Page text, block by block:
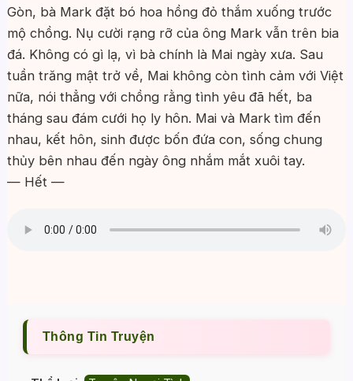
Gòn, bà Mark đặt bó hoa hồng đỏ thắm xuống trước
mộ chồng. Nụ cười rạng rỡ của ông Mark vẫn trên bia
đá. Không có gì lạ, vì bà chính là Mai ngày xưa. Sau
tuần trăng mật trở về, Mai không còn tình cảm với Việt
nữa, nói thẳng với chồng rằng tình yêu đã hết, ba
tháng sau đám cưới họ ly hôn. Mai và Mark tìm đến
nhau, kết hôn, sinh được bốn đứa con, sống chung
thủy bên nhau đến ngày ông nhắm mắt xuôi tay.
— Hết —
Thông Tin Truyện